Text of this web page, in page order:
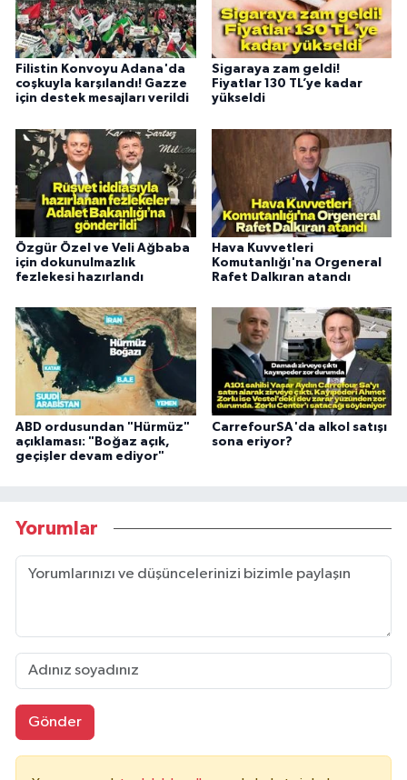
Filistin Konvoyu Adana'da
coşkuyla karşılandı! Gazze
için destek mesajları verildi
Sigaraya zam geldi!
Fiyatlar 130 TL’ye kadar
yükseldi
Özgür Özel ve Veli Ağbaba
için dokunulmazlık
fezlekesi hazırlandı
Hava Kuvvetleri
Komutanlığı'na Orgeneral
Rafet Dalkıran atandı
ABD ordusundan "Hürmüz"
açıklaması: "Boğaz açık,
geçişler devam ediyor"
CarrefourSA'da alkol satışı
sona eriyor?
Yorumlar
Gönder